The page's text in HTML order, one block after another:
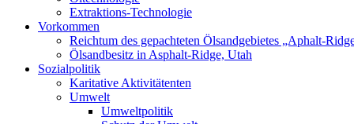
Extraktions-Technologie
Vorkommen
Reichtum des gepachteten Ölsandgebietes „Aphalt-
Ölsandbesitz in Asphalt-Ridge, Utah
Sozialpolitik
Karitative Aktivitätenten
Umwelt
Umweltpolitik